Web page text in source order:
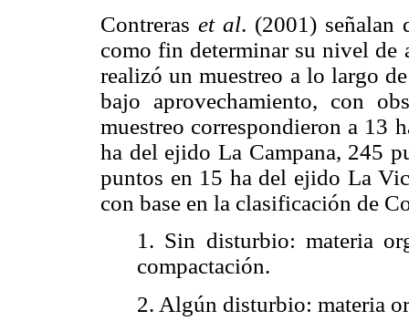
Contreras et al. (2001) señalan
como fin determinar su nivel de
realizó un muestreo a lo largo
bajo aprovechamiento, con
muestreo correspondieron a 13
ha del ejido La Campana, 245
puntos en 15 ha del ejido La
con base en la clasificación de
1. Sin disturbio: materia
compactación.
2. Algún disturbio: materia